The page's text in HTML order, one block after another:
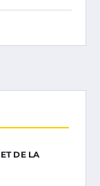
DE LA